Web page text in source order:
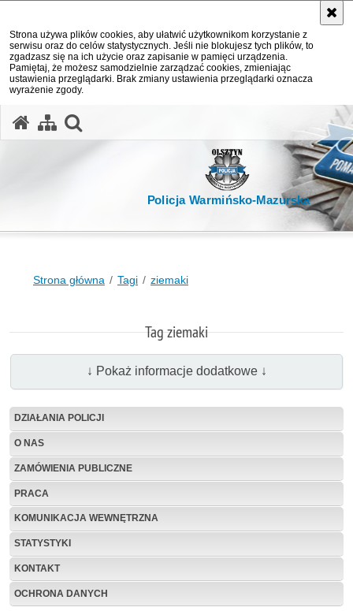
Strona używa plików cookies, aby ułatwić użytkownikom korzystanie z
serwisu oraz do celów statystycznych. Jeśli nie blokujesz tych plików, to
zgadzasz się na ich użycie oraz zapisanie w pamięci urządzenia.
Pamiętaj, że możesz samodzielnie zarządzać cookies, zmieniając
ustawienia przeglądarki. Brak zmiany ustawienia przeglądarki oznacza
wyrażenie zgody.
Policja Warmińsko-Mazurska
Strona główna Tagi ziemaki
Tag ziemaki
↓ Pokaż informacje dodatkowe ↓
DZIAŁANIA POLICJI
O NAS
ZAMÓWIENIA PUBLICZNE
PRACA
KOMUNIKACJA WEWNĘTRZNA
STATYSTYKI
KONTAKT
OCHRONA DANYCH